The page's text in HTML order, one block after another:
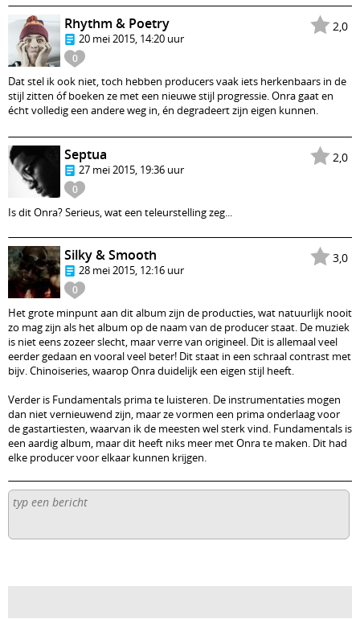
2,0
0
Rhythm & Poetry
20 mei 2015, 14:20 uur
Dat stel ik ook niet, toch hebben producers vaak iets herkenbaars in de
stijl zitten óf boeken ze met een nieuwe stijl progressie. Onra gaat en
écht volledig een andere weg in, én degradeert zijn eigen kunnen.
2,0
0
Septua
27 mei 2015, 19:36 uur
Is dit Onra? Serieus, wat een teleurstelling zeg...
3,0
0
Silky & Smooth
28 mei 2015, 12:16 uur
Het grote minpunt aan dit album zijn de producties, wat natuurlijk nooit
zo mag zijn als het album op de naam van de producer staat. De muziek
is niet eens zozeer slecht, maar verre van origineel. Dit is allemaal veel
eerder gedaan en vooral veel beter! Dit staat in een schraal contrast met
bijv. Chinoiseries, waarop Onra duidelijk een eigen stijl heeft.
Verder is Fundamentals prima te luisteren. De instrumentaties mogen
dan niet vernieuwend zijn, maar ze vormen een prima onderlaag voor
de gastartiesten, waarvan ik de meesten wel sterk vind. Fundamentals is
een aardig album, maar dit heeft niks meer met Onra te maken. Dit had
elke producer voor elkaar kunnen krijgen.